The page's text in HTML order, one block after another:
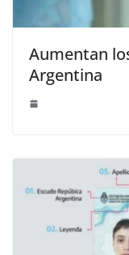
Aumentan
Argentina